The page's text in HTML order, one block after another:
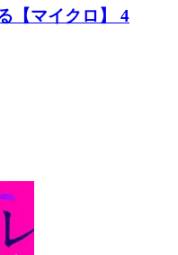
【マイクロ】 4